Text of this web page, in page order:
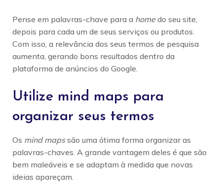
Pense em palavras-chave para a homedo seu site,
depois para cada um de seus serviços ou produtos.
Com isso, a relevância dos seus termos de pesquisa
aumenta, gerando bons resultados dentro da
plataforma de anúncios do Google.
Utilize mind maps para
organizar seus termos
Os mind mapssão uma ótima forma organizar as
palavras-chaves. A grande vantagem deles é que são
bem maleáveis e se adaptam à medida que novas
ideias apareçam.